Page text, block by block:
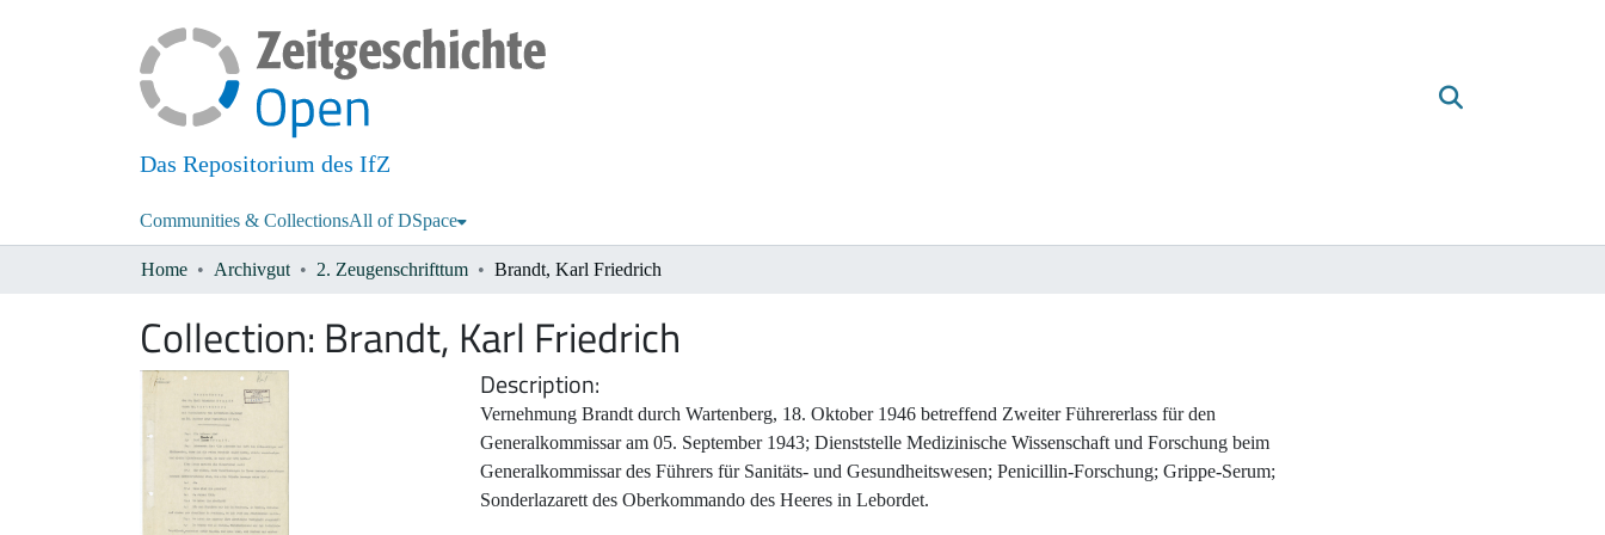
Das Repositorium des IfZ
Communities & CollectionsAll of DSpace
Home Archivgut 2. Zeugenschrifttum Brandt, Karl Friedrich
Collection: Brandt, Karl Friedrich
Description
Vernehmung Brandt durch Wartenberg, 18. Oktober 1946 betreffend Zweiter Führererlass für den
Generalkommissar am 05. September 1943; Dienststelle Medizinische Wissenschaft und Forschung beim
Generalkommissar des Führers für Sanitäts- und Gesundheitswesen; Penicillin-Forschung; Grippe-Serum;
Sonderlazarett des Oberkommando des Heeres in Lebordet.